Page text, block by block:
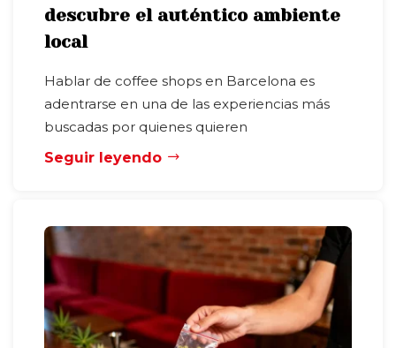
descubre el auténtico ambiente
local
Hablar de coffee shops en Barcelona es
adentrarse en una de las experiencias más
buscadas por quienes quieren
Seguir leyendo